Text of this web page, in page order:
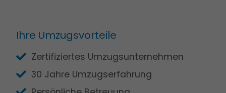
Ihre Umzugsvorteile
Zertifiziertes Umzugsunternehmen
30 Jahre Umzugserfahrung